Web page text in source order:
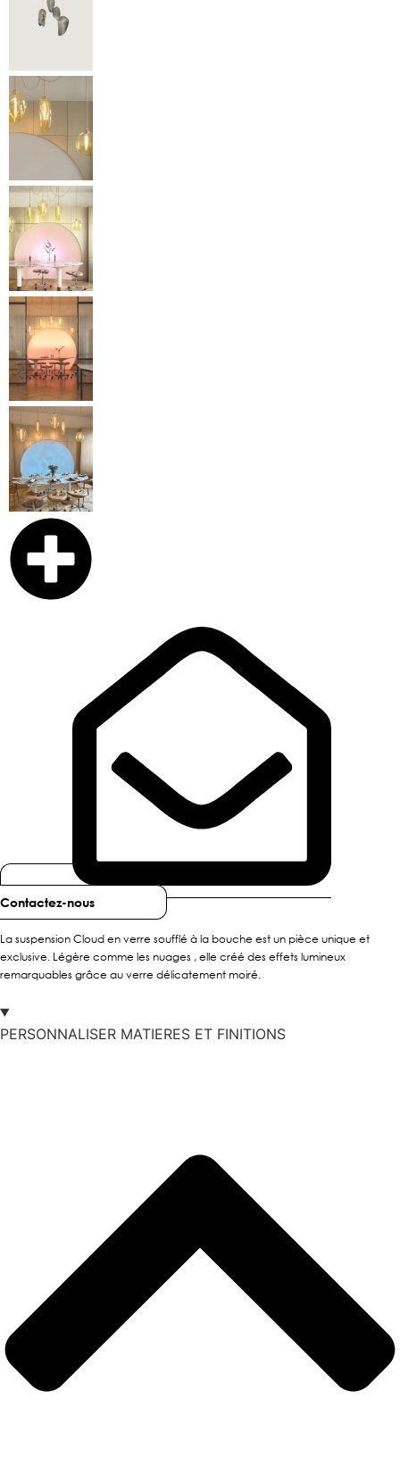
Contactez-nous
La suspension Cloud en verre soufflé à la bouche est un pièce unique et
exclusive. Légère comme les nuages , elle créé des effets lumineux
remarquables grâce au verre délicatement moiré.
PERSONNALISER MATIERES ET FINITIONS